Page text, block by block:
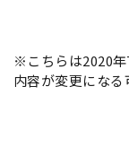
※こちらは2020年
内容が変更になる